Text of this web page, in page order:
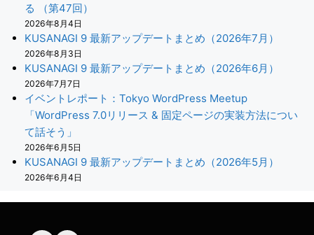
る （第47回）
2026年8月4日
KUSANAGI 9 最新アップデートまとめ（2026年7月）
2026年8月3日
KUSANAGI 9 最新アップデートまとめ（2026年6月）
2026年7月7日
イベントレポート：Tokyo WordPress Meetup
「WordPress 7.0リリース & 固定ページの実装方法につい
て話そう」
2026年6月5日
KUSANAGI 9 最新アップデートまとめ（2026年5月）
2026年6月4日